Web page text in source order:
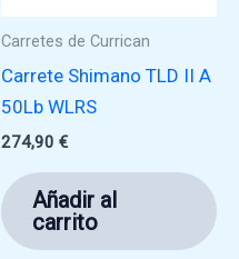
Carretes de Currican
Carrete Shimano TLD II A
50Lb WLRS
274,90 €
Añadir al
carrito